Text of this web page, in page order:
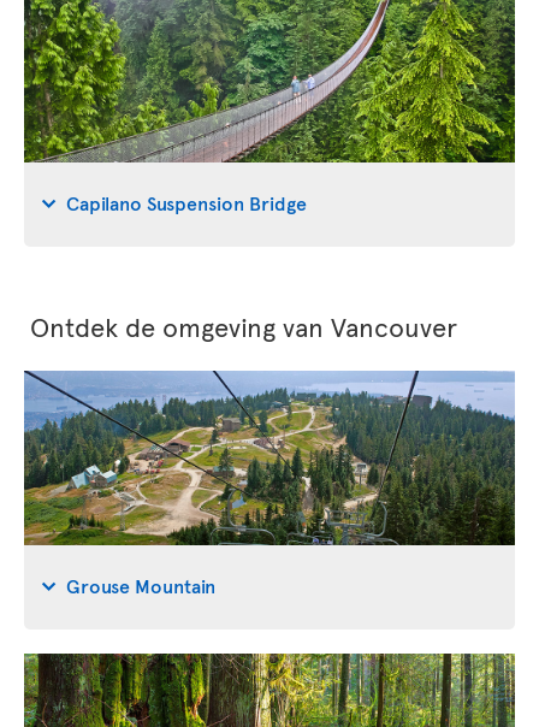
Capilano Suspension Bridge
Ontdek de omgeving van Vancouver
Grouse Mountain